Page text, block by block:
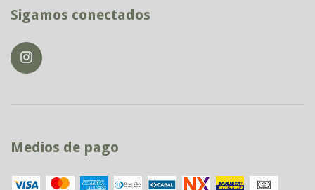
Sigamos conectados
Medios de pago